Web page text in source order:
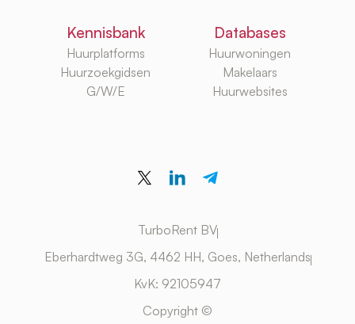
Kennisbank
Huurplatforms
Huurzoekgidsen
G/W/E
Databases
Huurwoningen
Makelaars
Huurwebsites
TurboRent BV
Eberhardtweg 3G, 4462 HH, Goes, Netherlands
KvK: 92105947
Copyright ©